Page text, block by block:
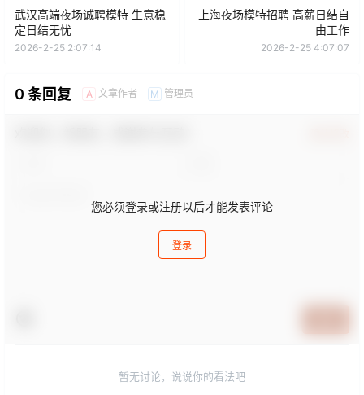
武汉高端夜场诚聘模特 生意稳
定日结无忧
2026-2-25 2:07:14
上海夜场模特招聘 高薪日结自
由工作
2026-2-25 4:07:07
0 条回复 A 文章作者 M 管理员
您必须登录或注册以后才能发表评论
登录
暂无讨论，说说你的看法吧